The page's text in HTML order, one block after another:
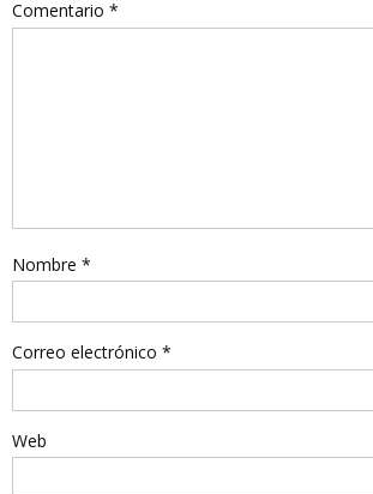
Comentario *
Nombre *
Correo electrónico *
Web